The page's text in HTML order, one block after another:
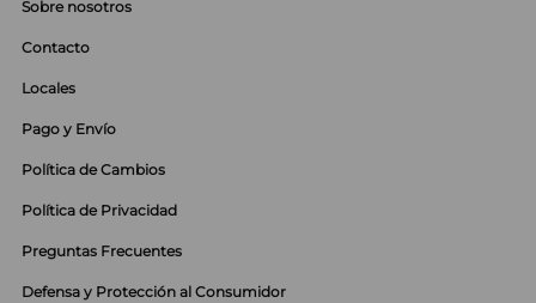
Sobre nosotros
Contacto
Locales
Pago y Envío
Política de Cambios
Política de Privacidad
Preguntas Frecuentes
Defensa y Protección al Consumidor